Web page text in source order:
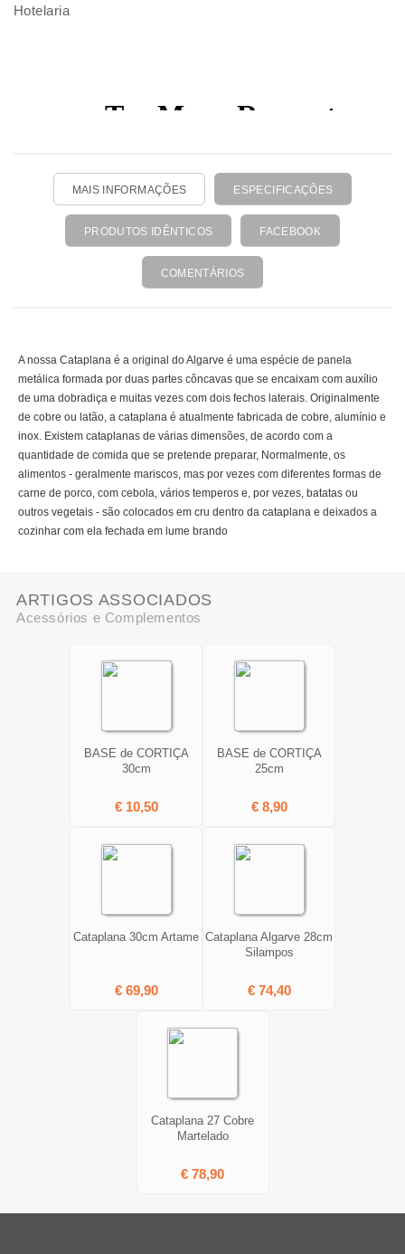
Hotelaria
MAIS INFORMAÇÕES ESPECIFICAÇÕES
PRODUTOS IDÊNTICOS FACEBOOK
COMENTÁRIOS
A nossa Cataplana é a original do Algarve é uma espécie de panela
metálica formada por duas partes côncavas que se encaixam com auxílio
de uma dobradiça e muitas vezes com dois fechos laterais. Originalmente
de cobre ou latão, a cataplana é atualmente fabricada de cobre, alumínio e
inox. Existem cataplanas de várias dimensões, de acordo com a
quantidade de comida que se pretende preparar, Normalmente, os
alimentos - geralmente mariscos, mas por vezes com diferentes formas de
carne de porco, com cebola, vários temperos e, por vezes, batatas ou
outros vegetais - são colocados em cru dentro da cataplana e deixados a
cozinhar com ela fechada em lume brando
ARTIGOS ASSOCIADOS
Acessórios e Complementos
BASE de CORTIÇA
30cm
€ 10,50
BASE de CORTIÇA
25cm
€ 8,90
Cataplana 30cm Artame
€ 69,90
Cataplana Algarve 28cm
Silampos
€ 74,40
Cataplana 27 Cobre
Martelado
€ 78,90